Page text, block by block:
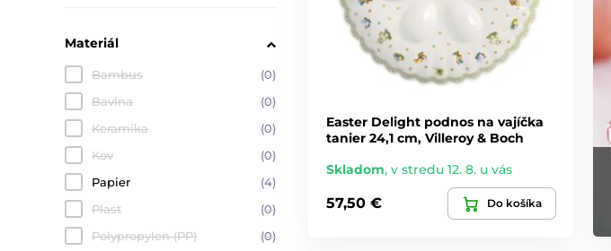
Materiál
Bambus
(0)
Bavlna
(0)
Keramika
(0)
Kov
(0)
Papier
(4)
Plast
(0)
Polypropylen (PP)
(0)
Easter Delight podnos na vajíčka
tanier 24,1 cm, Villeroy & Boch
Skladom, v stredu 12. 8. u vás
57,50 € Do košíka